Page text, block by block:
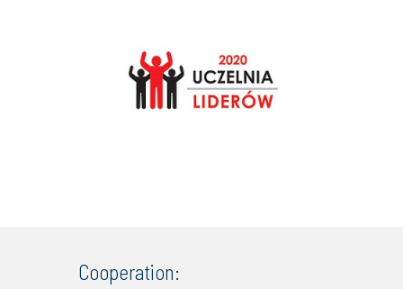
Cooperation: